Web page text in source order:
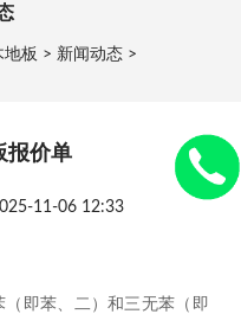
地板 > 新闻动态 >
报价单
11-06 12:33
即苯、二）和三无苯（即